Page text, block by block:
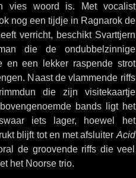
vies woord is. Met vocalist
nog een tijdje in Ragnarok de
verricht, beschikt Svarttjern
die de ondubbelzinnige
en een lekker raspende strot
Naast de vlammende riffs
die zijn visitekaartje
bands ligt het
iets lager, hoewel het
blijft tot en met afsluiter Acid
de groovende riffs die veel
het Noorse trio.